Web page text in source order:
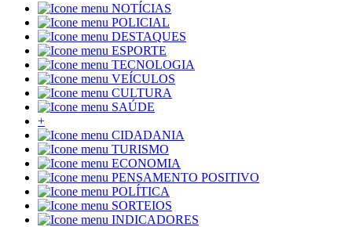
NOTÍCIAS
POLICIAL
DESTAQUES
ESPORTE
TECNOLOGIA
VEÍCULOS
CULTURA
SAÚDE
+
CIDADANIA
TURISMO
ECONOMIA
PENSAMENTO POSITIVO
POLÍTICA
SORTEIOS
INDICADORES